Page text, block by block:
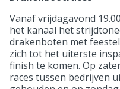
Vanaf vrijdagavond
het kanaal het
drakenboten met
zich tot het uiterste
finish te komen. Op
races tussen bedrijven